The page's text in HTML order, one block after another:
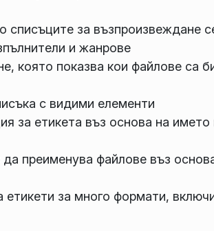
за възпроизвеждане
и жанрове
която показва кои файлове са
с видими елементи
за етикета въз основа на името
преименува файлове въз
за много формати,